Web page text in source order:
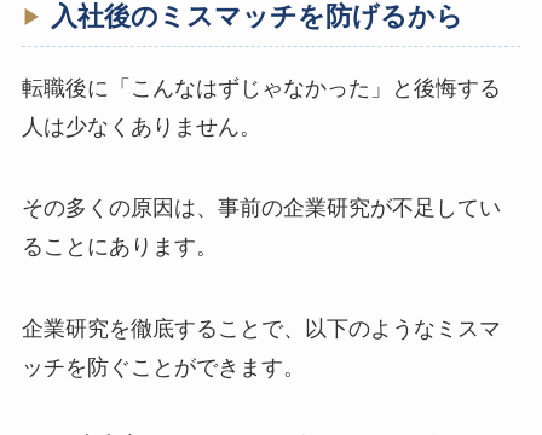
入社後のミスマッチを防げるから
転職後に「こんなはずじゃなかった」と後悔する
人は少なくありません。
その多くの原因は、事前の企業研究が不足してい
ることにあります。
企業研究を徹底することで、以下のようなミスマ
ッチを防ぐことができます。